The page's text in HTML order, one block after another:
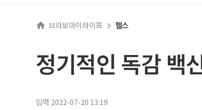
브라보마이라이프 헬스
정기적인 독감 백
입력 2022-07-20 13:19